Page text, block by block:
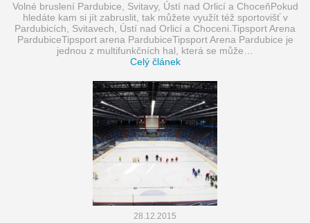
Volné bruslení Pardubice, Svitavy, Ústí nad Orlicí a ChoceňPokud
hledáte kam si jít zabruslit, tak můžete využít též sportovišť v
Pardubicích, Svitavech, Ústí nad Orlicí a Choceni.Tipsport Arena
PardubiceTipsport arena PardubiceTipsport Arena Pardubice je
jednou z multifunkčních hal, která se může…
Celý článek
28.12.2015